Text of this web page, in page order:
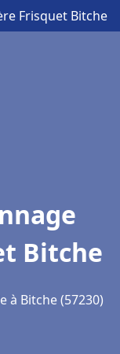
Frisquet Bitche
Bitche
Bitche (57230)